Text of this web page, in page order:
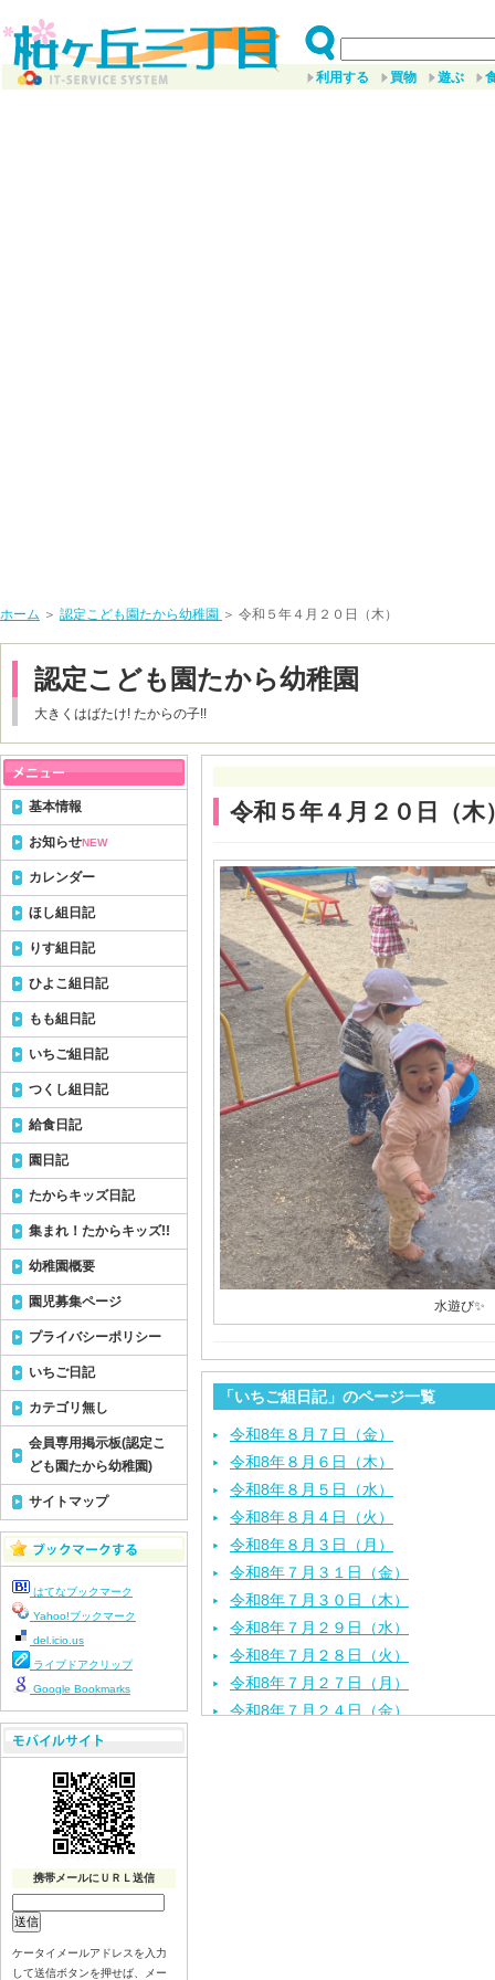
利用する 買物 遊ぶ
ホーム ＞ 認定こども園たから幼稚園 ＞ 令和５年４月２０日（木）
認定こども園たから幼稚園
大きくはばたけ! たからの子!!
令和５年４月２０日（木
水遊び✨
「いちご組日記」のページ一覧
令和8年８月７日（金）
令和8年８月６日（木）
令和8年８月５日（水）
令和8年８月４日（火）
令和8年８月３日（月）
令和8年７月３１日（金）
令和8年７月３０日（木）
令和8年７月２９日（水）
令和8年７月２８日（火）
令和8年７月２７日（月）
令和8年７月２４日（金）
基本情報
お知らせNEW
カレンダー
ほし組日記
りす組日記
ひよこ組日記
もも組日記
いちご組日記
つくし組日記
給食日記
園日記
たからキッズ日記
集まれ！たからキッズ!!
幼稚園概要
園児募集ページ
プライバシーポリシー
いちご日記
カテゴリ無し
会員専用掲示板(認定こ
ども園たから幼稚園)
サイトマップ
はてなブックマーク
Yahoo!ブックマーク
del.icio.us
ライブドアクリップ
Google Bookmarks
携帯メールにＵＲＬ送信
ケータイメールアドレスを入力
して送信ボタンを押せば、メー